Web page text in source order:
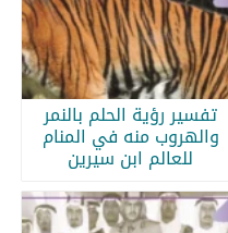
تفسير رؤية الحلم بالنمر
والهروب منه في المنام
للعالم ابن سيرين